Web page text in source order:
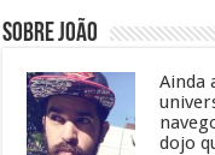
Sobre João
Ainda
dojo